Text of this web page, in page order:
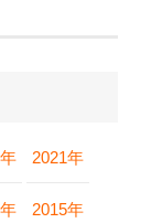
2021年
2015年